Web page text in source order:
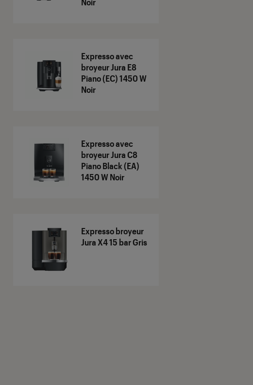
Expresso avec
broyeur Jura E8
Piano (EC) 1450 W
Noir
Expresso avec
broyeur Jura C8
Piano Black (EA)
1450 W Noir
Expresso broyeur
Jura X4 15 bar Gris